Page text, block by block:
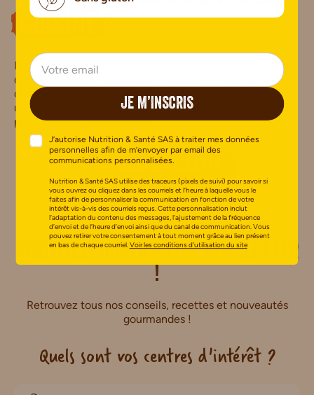
cuisine?
N’hésitez plus, déposez votre recette sur notre site. Que
ce soit un plat salé, une douceur sucrée ou une idée
originale pour le petit-déjeuner, chaque contribution est
une source d’inspiration pour notre communauté de
passionnés de bien-manger.
PARTAGER MA RECETTE
Inscrivez-vous à notre newsletter
!
Retrouvez tous nos conseils, recettes et nouveautés
gourmandes !
Quels sont vos centres d'intérêt ?
JE M’INSCRIS
J’autorise Nutrition & Santé SAS à traiter mes données
personnelles afin de m’envoyer par email des
communications personnalisées.
Nutrition & Santé SAS utilise des traceurs (pixels de suivi) pour savoir si
vous ouvrez ou cliquez dans les courriels et l’heure à laquelle vous le
faites afin de personnaliser la communication en fonction de votre
intérêt vis-à-vis des courriels reçus. Cette personnalisation inclut
l’adaptation du contenu des messages, l’ajustement de la fréquence
d’envoi et de l’heure d’envoi ainsi que du canal de communication. Vous
pouvez retirer votre consentement à tout moment grâce au lien présent
en bas de chaque courriel.Voir les conditions d’utilisation du site